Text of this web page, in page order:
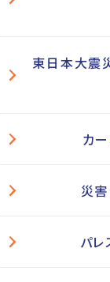
東日本大震
カ
災
パ